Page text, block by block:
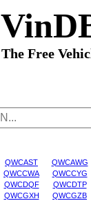
The Free
QWCAST QWCAWG
QWCCWA QWCCYG
QWCDQF QWCDTP
QWCGXH QWCGZB